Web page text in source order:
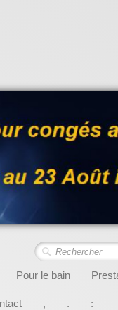
Pour le bain
, . :